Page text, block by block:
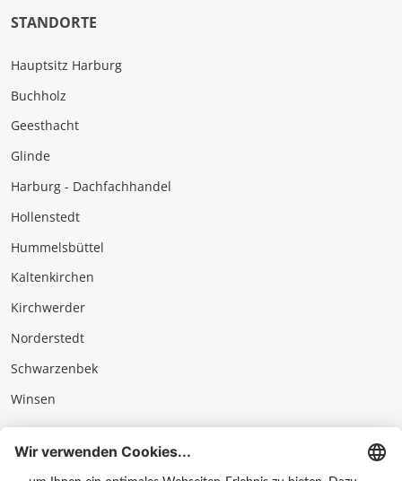
STANDORTE
Hauptsitz Harburg
Buchholz
Geesthacht
Glinde
Harburg - Dachfachhandel
Hollenstedt
Hummelsbüttel
Kaltenkirchen
Kirchwerder
Norderstedt
Schwarzenbek
Winsen
Impressum